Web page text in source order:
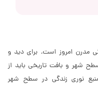
مدرن امروز است. برای دید و
شهر و بافت تاریخی باید از
نوری زندگی در سطح شهر